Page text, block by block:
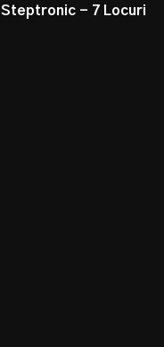
Steptronic - 7 Locuri